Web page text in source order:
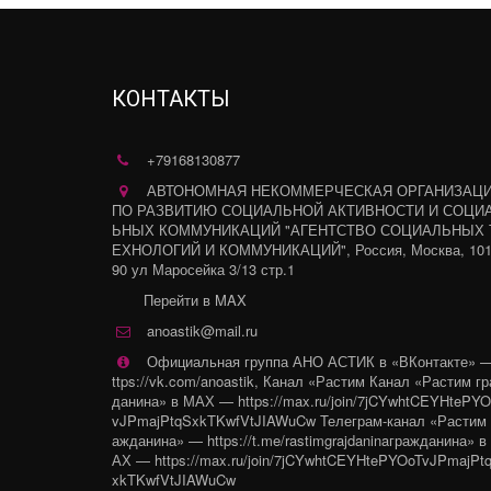
КОНТАКТЫ
+79168130877
АВТОНОМНАЯ НЕКОММЕРЧЕСКАЯ
ПО РАЗВИТИЮ СОЦИАЛЬНОЙ АКТИВНОСТИ И
ЬНЫХ КОММУНИКАЦИЙ "АГЕНТСТВО СОЦИАЛЬНЫХ
ЕХНОЛОГИЙ И КОММУНИКАЦИЙ", Россия, Москва,
90 ул Маросейка 3/13 стр.1
Перейти в MAX
anoastik@mail.ru
Официальная группа АНО АСТИК в «ВКонтакте»
ttps://vk.com/anoastik, Канал «Растим Канал «Растим
данина» в МАХ — https://max.ru/join/
vJPmajPtqSxkTKwfVtJIAWuCw Телеграм-канал «Растим
ажданина» — https://t.me/rastimgrajdaninaгражданина»
АХ — https://max.ru/join/
xkTKwfVtJIAWuCw